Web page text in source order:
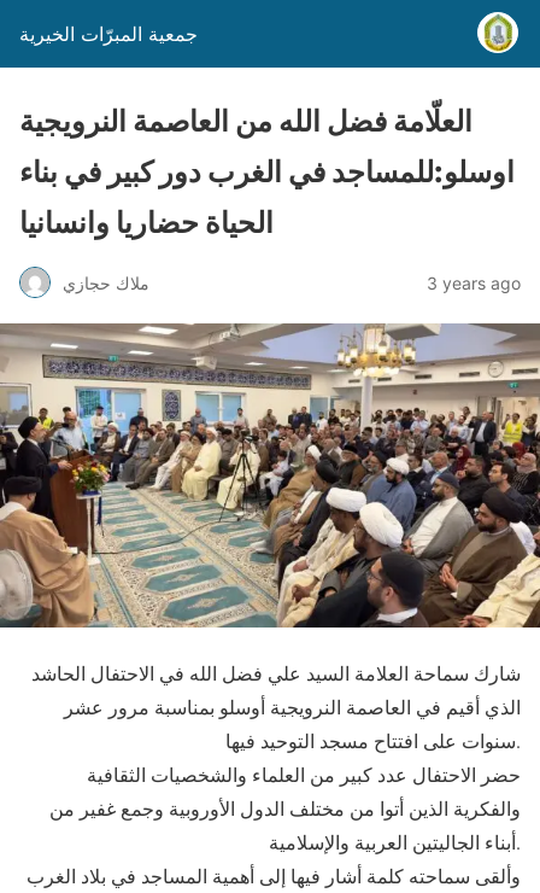
جمعية المبرّات الخيرية
العلّامة فضل الله من العاصمة النرويجية
اوسلو:للمساجد في الغرب دور كبير في بناء
الحياة حضاريا وانسانيا
ملاك حجازي 3 years ago
شارك سماحة العلامة السيد علي فضل الله في الاحتفال الحاشد
الذي أقيم في العاصمة النرويجية أوسلو بمناسبة مرور عشر
سنوات على افتتاح مسجد التوحيد فيها.
حضر الاحتفال عدد كبير من العلماء والشخصيات الثقافية
والفكرية الذين أتوا من مختلف الدول الأوروبية وجمع غفير من
أبناء الجاليتين العربية والإسلامية.
وألقى سماحته كلمة أشار فيها إلى أهمية المساجد في بلاد الغرب